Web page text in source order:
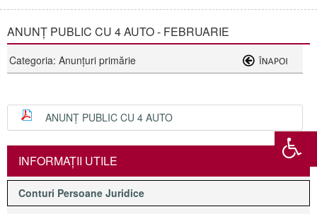
ANUNȚ PUBLIC CU 4 AUTO - FEBRUARIE
Categoria: Anunţuri primărie
ANUNȚ PUBLIC CU 4 AUTO
INFORMAŢII UTILE
Conturi Persoane Juridice